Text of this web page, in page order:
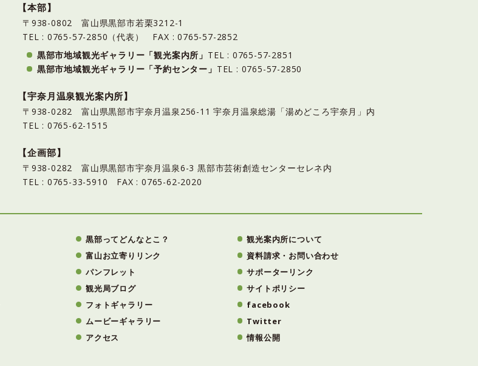
【本部】
〒938-0802 富山県黒部市若栗3212-1
TEL : 0765-57-2850（代表） FAX : 0765-57-2852
黒部市地域観光ギャラリー「観光案内所」 TEL : 0765-57-2851
黒部市地域観光ギャラリー「予約センター」 TEL : 0765-57-2850
【宇奈月温泉観光案内所】
〒938-0282 富山県黒部市宇奈月温泉256-11 宇奈月温泉総湯「湯めどころ宇奈月」内
TEL : 0765-62-1515
【企画部】
〒938-0282 富山県黒部市宇奈月温泉6-3 黒部市芸術創造センターセレネ内
TEL : 0765-33-5910 FAX : 0765-62-2020
黒部ってどんなとこ？
富山お立寄りリンク
パンフレット
観光局ブログ
フォトギャラリー
ムービーギャラリー
アクセス
観光案内所について
資料請求・お問い合わせ
サポーターリンク
サイトポリシー
facebook
Twitter
情報公開